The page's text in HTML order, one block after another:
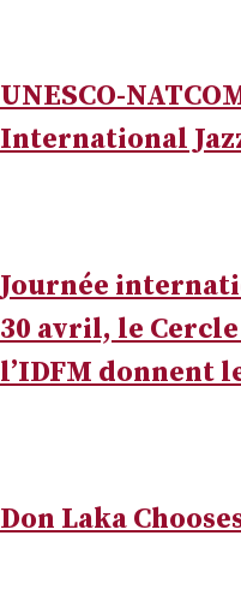
UNESCO-
International
Journée
30 avril, le
l’IDFM donnent
Don Laka